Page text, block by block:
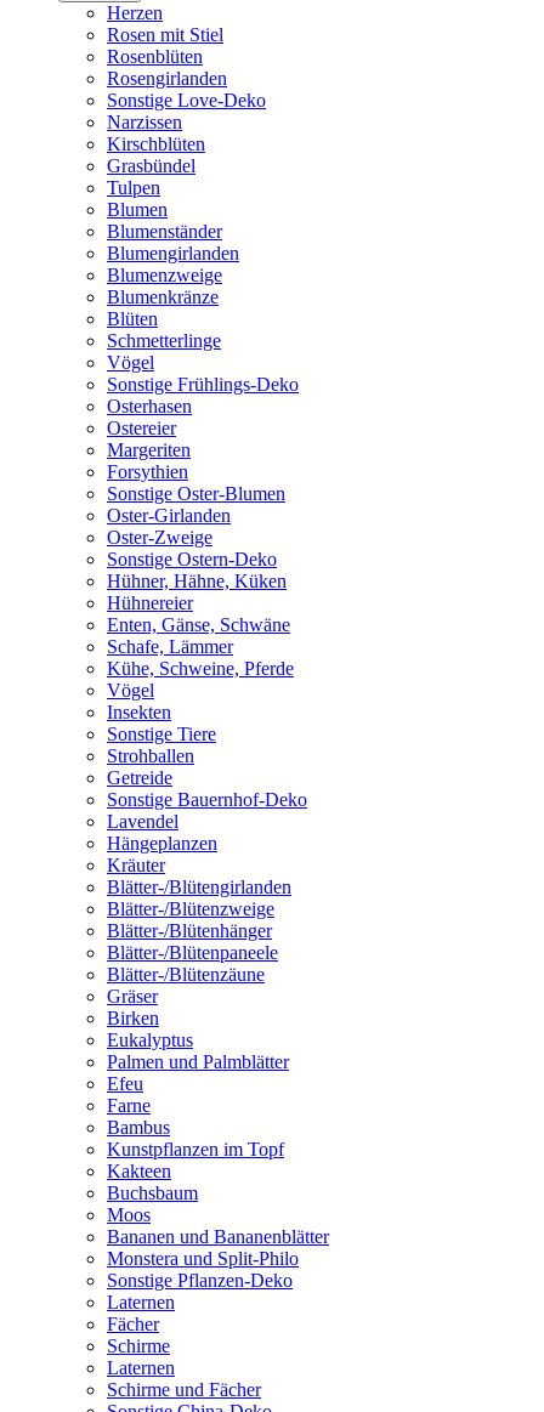
Herzen
Rosen mit Stiel
Rosenblüten
Rosengirlanden
Sonstige Love-Deko
Narzissen
Kirschblüten
Grasbündel
Tulpen
Blumen
Blumenständer
Blumengirlanden
Blumenzweige
Blumenkränze
Blüten
Schmetterlinge
Vögel
Sonstige Frühlings-Deko
Osterhasen
Ostereier
Margeriten
Forsythien
Sonstige Oster-Blumen
Oster-Girlanden
Oster-Zweige
Sonstige Ostern-Deko
Hühner, Hähne, Küken
Hühnereier
Enten, Gänse, Schwäne
Schafe, Lämmer
Kühe, Schweine, Pferde
Vögel
Insekten
Sonstige Tiere
Strohballen
Getreide
Sonstige Bauernhof-Deko
Lavendel
Hängeplanzen
Kräuter
Blätter-/Blütengirlanden
Blätter-/Blütenzweige
Blätter-/Blütenhänger
Blätter-/Blütenpaneele
Blätter-/Blütenzäune
Gräser
Birken
Eukalyptus
Palmen und Palmblätter
Efeu
Farne
Bambus
Kunstpflanzen im Topf
Kakteen
Buchsbaum
Moos
Bananen und Bananenblätter
Monstera und Split-Philo
Sonstige Pflanzen-Deko
Laternen
Fächer
Schirme
Laternen
Schirme und Fächer